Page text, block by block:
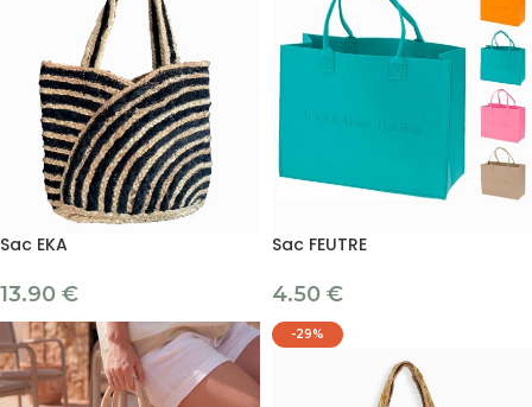
Sac EKA
13.90 €
Sac FEUTRE
4.50 €
-29%